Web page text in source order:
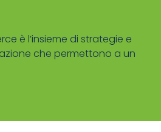
è l’insieme di strategie e
che permettono a un